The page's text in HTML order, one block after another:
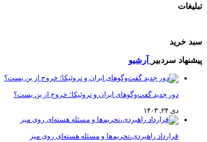
تبلیغات
سبد خرید
پیشنهاد سردبیر
آرشیو
دور جدید گفت‌وگوهای ایران و تروئیکا؛ خروج از بن بست؟
دی ۲۴, ۱۴۰۳
قرارداد راهبردی،تحریم‌ها و مسئله هسته‌ای روی میز